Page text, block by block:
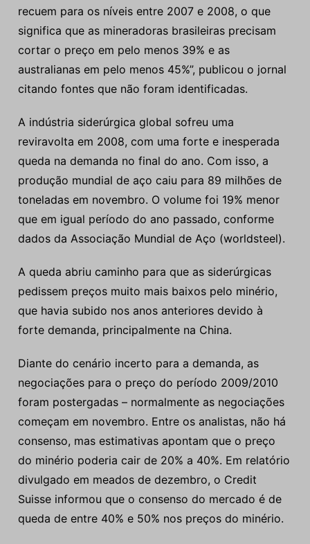
recuem para os níveis entre 2007 e 2008, o que
significa que as mineradoras brasileiras precisam
cortar o preço em pelo menos 39% e as
australianas em pelo menos 45%”, publicou o jornal
citando fontes que não foram identificadas.
A indústria siderúrgica global sofreu uma
reviravolta em 2008, com uma forte e inesperada
queda na demanda no final do ano. Com isso, a
produção mundial de aço caiu para 89 milhões de
toneladas em novembro. O volume foi 19% menor
que em igual período do ano passado, conforme
dados da Associação Mundial de Aço (worldsteel).
A queda abriu caminho para que as siderúrgicas
pedissem preços muito mais baixos pelo minério,
que havia subido nos anos anteriores devido à
forte demanda, principalmente na China.
Diante do cenário incerto para a demanda, as
negociações para o preço do período 2009/2010
foram postergadas – normalmente as negociações
começam em novembro. Entre os analistas, não há
consenso, mas estimativas apontam que o preço
do minério poderia cair de 20% a 40%. Em relatório
divulgado em meados de dezembro, o Credit
Suisse informou que o consenso do mercado é de
queda de entre 40% e 50% nos preços do minério.